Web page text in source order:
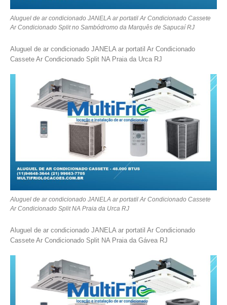
Aluguel de ar condicionado JANELA ar portatil Ar Condicionado Cassete
Ar Condicionado Split no Sambódromo da Marquês de Sapucaí RJ
Aluguel de ar condicionado JANELA ar portatil Ar Condicionado
Cassete Ar Condicionado Split NA Praia da Urca RJ
Aluguel de ar condicionado JANELA ar portatil Ar Condicionado Cassete
Ar Condicionado Split NA Praia da Urca RJ
Aluguel de ar condicionado JANELA ar portatil Ar Condicionado
Cassete Ar Condicionado Split NA Praia da Gávea RJ